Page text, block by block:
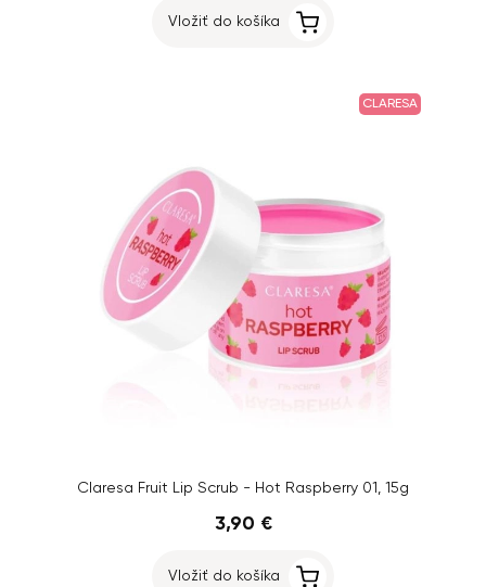
Vložiť do košíka
CLARESA
Claresa Fruit Lip Scrub - Hot Raspberry 01, 15g
3,90 €
Vložiť do košíka